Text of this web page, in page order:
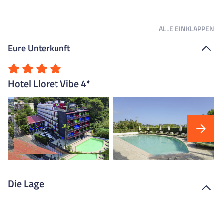
ALLE EINKLAPPEN
Eure Unterkunft
Hotel Lloret Vibe 4*
Die Lage